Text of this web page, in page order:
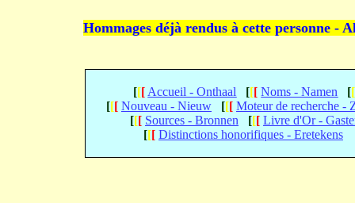
Hommages déjà rendus à cette personne -
[[[ Accueil - Onthaal [[[ Noms - Namen [[
[[[ Nouveau - Nieuw [[[ Moteur de recherche -
[[[ Sources - Bronnen [[[ Livre d'Or -
[[[ Distinctions honorifiques - Eretekens